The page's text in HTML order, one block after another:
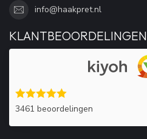
info@haakpret.nl
KLANTBEOORDELINGEN
3461 beoordelingen